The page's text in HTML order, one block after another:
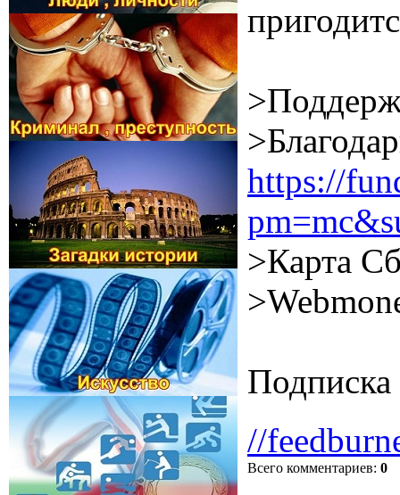
https://
>Карта
Подписка
//
Всего комментариев: 0